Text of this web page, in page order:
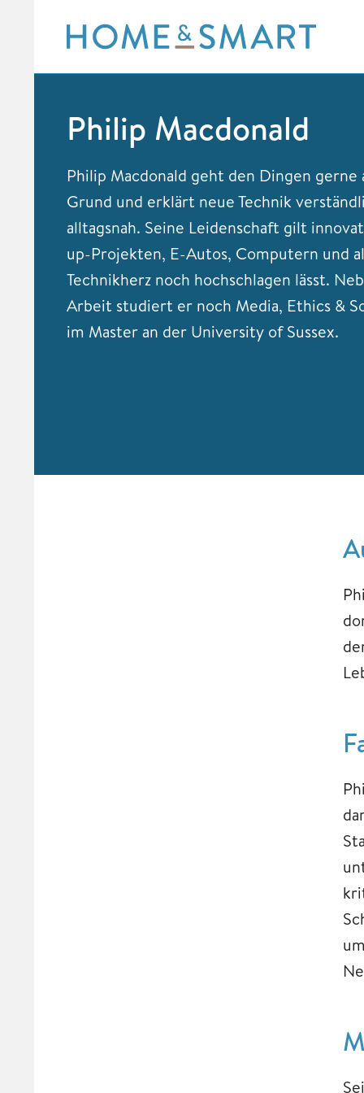
content
Philip Macdonald
Philip Macdonald geht den Dingen gerne
Grund und erklärt neue Technik
alltagsnah. Seine Leidenschaft gilt
up-Projekten, E-Autos, Computern und
Technikherz noch hochschlagen lässt.
Arbeit studiert er noch Media, Ethics &
im Master an der University of Sussex.